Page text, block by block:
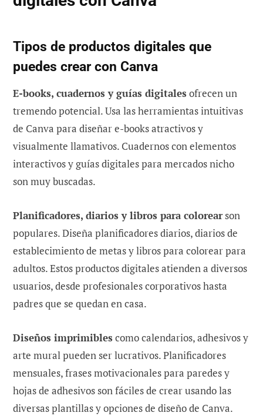
Tipos de productos digitales que
puedes crear con Canva
E-books, cuadernos y guías digitales ofrecen un
tremendo potencial. Usa las herramientas intuitivas
de Canva para diseñar e-books atractivos y
visualmente llamativos. Cuadernos con elementos
interactivos y guías digitales para mercados nicho
son muy buscadas.
Planificadores, diarios y libros para colorearson
populares. Diseña planificadores diarios, diarios de
establecimiento de metas y libros para colorear para
adultos. Estos productos digitales atienden a diversos
usuarios, desde profesionales corporativos hasta
padres que se quedan en casa.
Diseños imprimibles como calendarios, adhesivos y
arte mural pueden ser lucrativos. Planificadores
mensuales, frases motivacionales para paredes y
hojas de adhesivos son fáciles de crear usando las
diversas plantillas y opciones de diseño de Canva.